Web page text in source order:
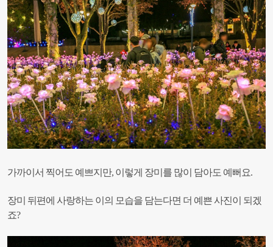
가까이서 찍어도 예쁘지만, 이렇게 장미를 많이 담아도 예뻐요.
장미 뒤편에 사랑하는 이의 모습을 담는다면 더 예쁜 사진이 되겠
죠?